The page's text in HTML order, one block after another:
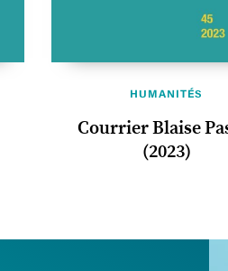
HUMANITÉS
Courrier Blaise
(2023)